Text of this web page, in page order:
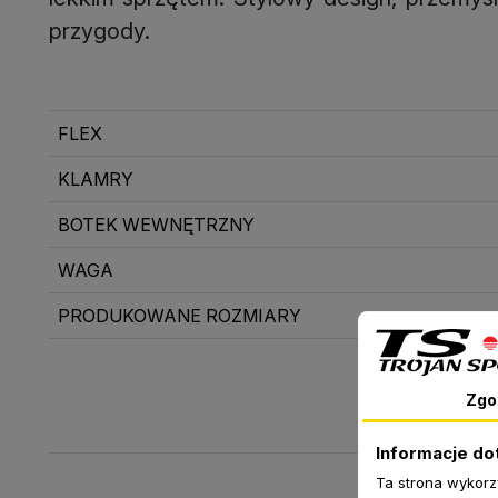
przygody.
FLEX
KLAMRY
BOTEK WEWNĘTRZNY
WAGA
PRODUKOWANE ROZMIARY
Informacje
Ta strona